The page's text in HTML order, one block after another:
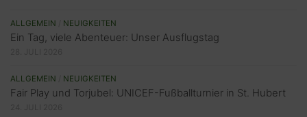
ALLGEMEIN NEUIGKEITEN
Ein Tag, viele Abenteuer: Unser Ausflugstag
ALLGEMEIN NEUIGKEITEN
Fair Play und Torjubel: UNICEF-Fußballturnier in St. Hubert